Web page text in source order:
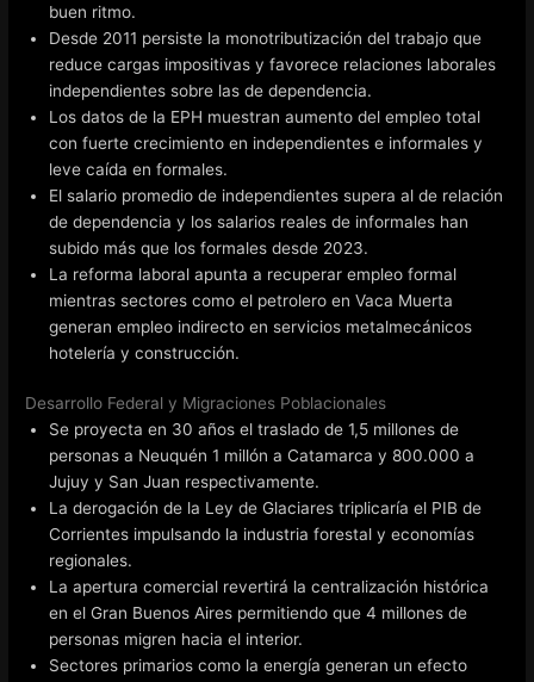
buen ritmo.
Desde 2011 persiste la monotributización del trabajo que
reduce cargas impositivas y favorece relaciones laborales
independientes sobre las de dependencia.
Los datos de la EPH muestran aumento del empleo total
con fuerte crecimiento en independientes e informales y
leve caída en formales.
El salario promedio de independientes supera al de relación
de dependencia y los salarios reales de informales han
subido más que los formales desde 2023.
La reforma laboral apunta a recuperar empleo formal
mientras sectores como el petrolero en Vaca Muerta
generan empleo indirecto en servicios metalmecánicos
hotelería y construcción.
Desarrollo Federal y Migraciones Poblacionales
Se proyecta en 30 años el traslado de 1,5 millones de
personas a Neuquén 1 millón a Catamarca y 800.000 a
Jujuy y San Juan respectivamente.
La derogación de la Ley de Glaciares triplicaría el PIB de
Corrientes impulsando la industria forestal y economías
regionales.
La apertura comercial revertirá la centralización histórica
en el Gran Buenos Aires permitiendo que 4 millones de
personas migren hacia el interior.
Sectores primarios como la energía generan un efecto